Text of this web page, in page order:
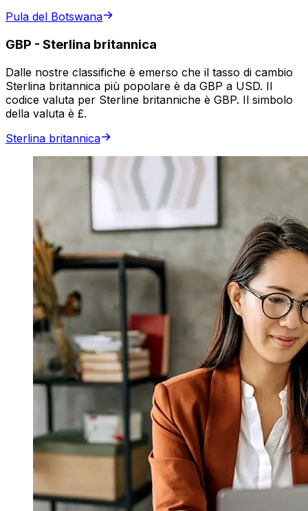
Pula del Botswana
GBP - Sterlina britannica
Dalle nostre classifiche è emerso che il tasso di cambio
Sterlina britannica più popolare è da GBP a USD. Il
codice valuta per Sterline britanniche è GBP. Il simbolo
della valuta è £.
Sterlina britannica